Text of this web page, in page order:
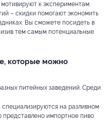
к экспериментам.
– скидки помогают экономить
Вы сможете посидеть в
тем самым потенциальные
которые можно
питейных заведений. Среди
на разливном
представлено импортное пиво